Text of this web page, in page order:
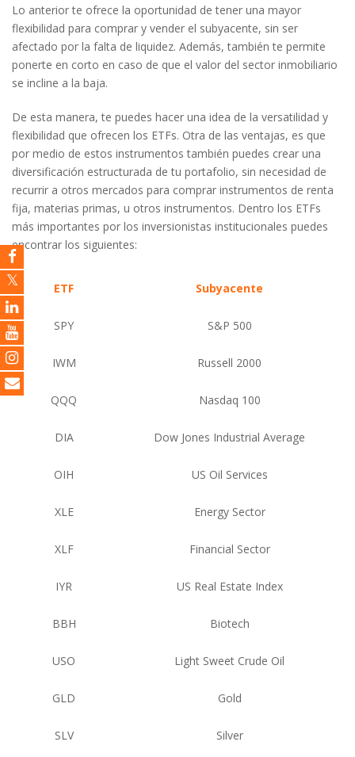
Lo anterior te ofrece la oportunidad de tener una mayor
flexibilidad para comprar y vender el subyacente, sin ser
afectado por la falta de liquidez. Además, también te permite
ponerte en corto en caso de que el valor del sector inmobiliario
se incline a la baja.
De esta manera, te puedes hacer una idea de la versatilidad y
flexibilidad que ofrecen los ETFs. Otra de las ventajas, es que
por medio de estos instrumentos también puedes crear una
diversificación estructurada de tu portafolio, sin necesidad de
recurrir a otros mercados para comprar instrumentos de renta
fija, materias primas, u otros instrumentos. Dentro los ETFs
más importantes por los inversionistas institucionales puedes
encontrar los siguientes:
ETF Subyacente
SPY S&P 500
IWM Russell 2000
QQQ Nasdaq 100
DIA Dow Jones Industrial Average
OIH US Oil Services
XLE Energy Sector
XLF Financial Sector
IYR US Real Estate Index
BBH Biotech
USO Light Sweet Crude Oil
GLD Gold
SLV Silver